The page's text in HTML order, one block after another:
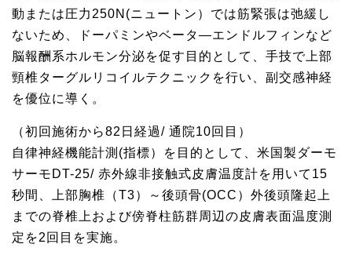
動または圧力250N(ニュートン）では筋緊張は弛緩し
ないため、ドーパミンやベータ―エンドルフィンなど
脳報酬系ホルモン分泌を促す目的として、手技で上部
頸椎ターグルリコイルテクニックを行い、副交感神経
を優位に導く。
（初回施術から82日経過/ 通院10回目）
自律神経機能計測(指標）を目的として、米国製ダーモ
サーモDT-25/ 赤外線非接触式皮膚温度計を用いて15
秒間、上部胸椎（T3）～後頭骨(OCC）外後頭隆起上
までの脊椎上および傍脊柱筋群周辺の皮膚表面温度測
定を2回目を実施。